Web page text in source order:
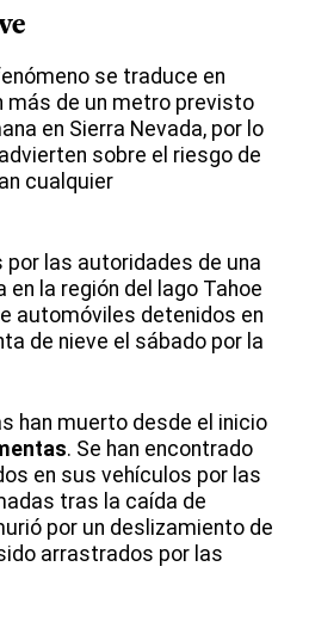
se traduce en
más de un metro previsto
en Sierra Nevada, por lo
sobre el riesgo de
cualquier
por las autoridades de una
la región del lago Tahoe
automóviles detenidos en
de nieve el sábado por la
han muerto desde el inicio
. Se han encontrado
en sus vehículos por las
tras la caída de
por un deslizamiento de
arrastrados por las